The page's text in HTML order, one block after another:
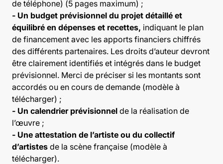
de téléphone) (5 pages maximum) ;
- Un budget prévisionnel du projet détaillé et
équilibré en dépenses et recettes, indiquant le plan
de financement avec les apports financiers chiffrés
des différents partenaires. Les droits d’auteur devront
être clairement identifiés et intégrés dans le budget
prévisionnel. Merci de préciser si les montants sont
accordés ou en cours de demande (modèle à
télécharger) ;
- Un calendrier prévisionnel de la réalisation de
l’œuvre ;
- Une attestation de l’artiste ou du collectif
d’artistes de la scène française (modèle à
télécharger).